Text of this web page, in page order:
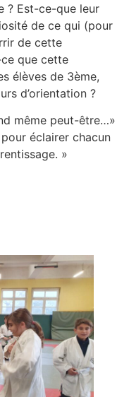
? Est-ce-que leur
de ce qui (pour
de cette
ce que cette
élèves de 3ème,
d’orientation ?
même peut-être…»
éclairer chacun
»